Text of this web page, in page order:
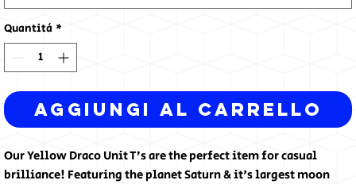
Quantità *
Aggiungi al carrello
Our Yellow Draco Unit T’s are the perfect item for casual
brilliance! Featuring the planet Saturn & it's largest moon